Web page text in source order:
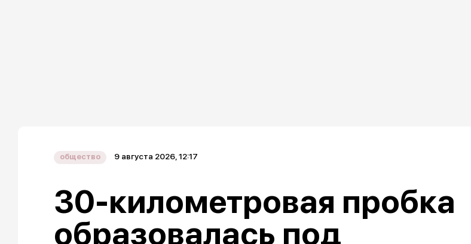
общество 9 августа 2026, 12:17
30-километровая пробка
образовалась под